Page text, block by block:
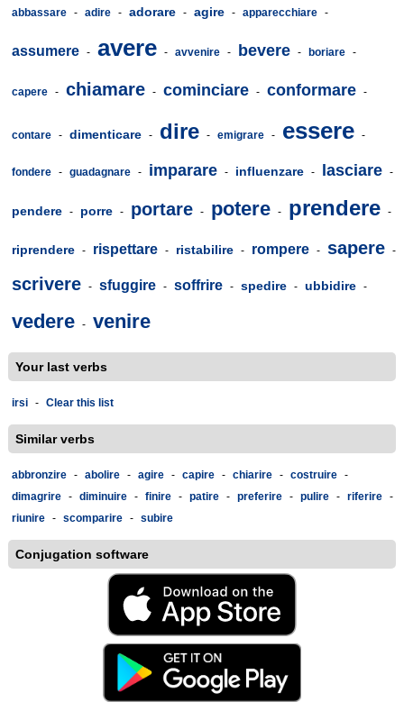
abbassare - adire - adorare - agire - apparecchiare -
assumere - avere - avvenire - bevere - boriare -
capere - chiamare - cominciare - conformare -
contare - dimenticare - dire - emigrare - essere -
fondere - guadagnare - imparare - influenzare - lasciare -
pendere - porre - portare - potere - prendere -
riprendere - rispettare - ristabilire - rompere - sapere -
scrivere - sfuggire - soffrire - spedire - ubbidire -
vedere - venire
Your last verbs
irsi - Clear this list
Similar verbs
abbronzire - abolire - agire - capire - chiarire - costruire -
dimagrire - diminuire - finire - patire - preferire - pulire - riferire -
riunire - scomparire - subire
Conjugation software